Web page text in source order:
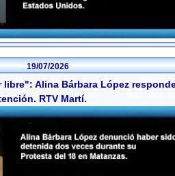
19/07/2026
libre": Alina Bárbara López
RTV Martí.